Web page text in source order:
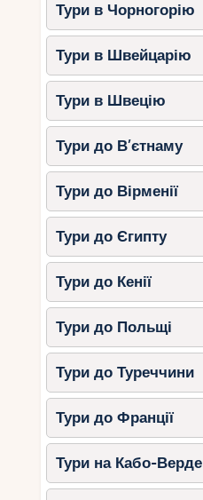
Тури в Чорногорію
Тури в Швейцарію
Тури в Швецію
Тури до В’єтнаму
Тури до Вірменії
Тури до Єгипту
Тури до Кенії
Тури до Польщі
Тури до Туреччини
Тури до Франції
Тури на Кабо-Верде